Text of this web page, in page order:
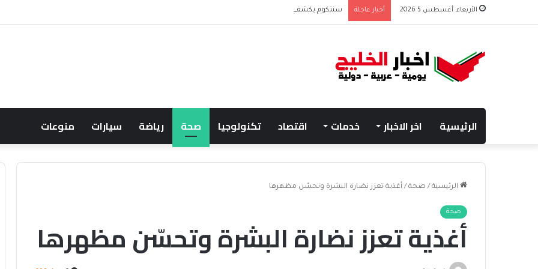
الأربعاء, أغسطس 5 2026 أخبار عاجلة سنتكوم يكشف تحويل مسار 48 سفينة منذ استئناف حصار إيران
الرئيسية اخر الاخبار خدمات اقتصاد تكنولوجيا صحة رياضة سيارات منوعات
الرئيسية / صحة / أغذية تعزز نضارة البشرة وتحسّن مظهرها
صحة
أغذية تعزز نضارة البشرة وتحسّن مظهرها